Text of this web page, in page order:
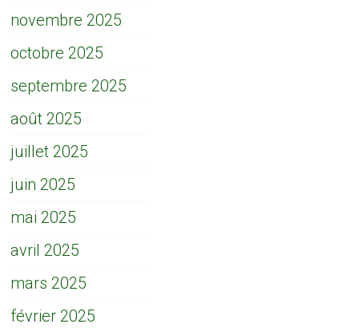
novembre 2025
octobre 2025
septembre 2025
août 2025
juillet 2025
juin 2025
mai 2025
avril 2025
mars 2025
février 2025